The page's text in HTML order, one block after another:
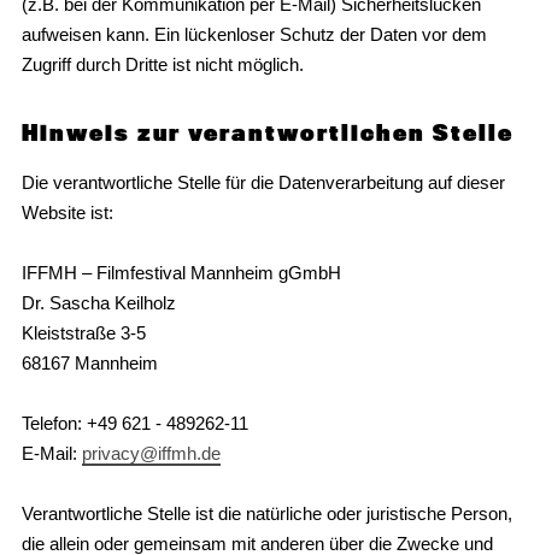
(z.B. bei der Kommunikation per E-Mail) Sicherheitslücken
aufweisen kann. Ein lückenloser Schutz der Daten vor dem
Zugriff durch Dritte ist nicht möglich.
Hinweis zur verantwortlichen Stelle
Die verantwortliche Stelle für die Datenverarbeitung auf dieser
Website ist:
IFFMH – Filmfestival Mannheim gGmbH
Dr. Sascha Keilholz
Kleiststraße 3-5
68167 Mannheim
Telefon: +49 621 - 489262-11
E-Mail: privacy@iffmh.de
Verantwortliche Stelle ist die natürliche oder juristische Person,
die allein oder gemeinsam mit anderen über die Zwecke und